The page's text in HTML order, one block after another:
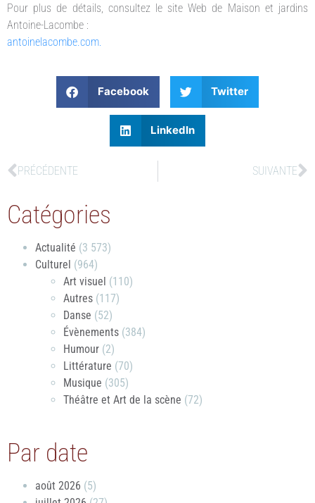
Pour plus de détails, consultez le site Web de Maison et jardins
Antoine-Lacombe :
antoinelacombe.com.
Facebook Twitter
LinkedIn
PRÉCÉDENTE SUIVANTE
Catégories
Actualité (3 573)
Culturel (964)
Art visuel (110)
Autres (117)
Danse (52)
Évènements (384)
Humour (2)
Littérature (70)
Musique (305)
Théâtre et Art de la scène (72)
Par date
août 2026 (5)